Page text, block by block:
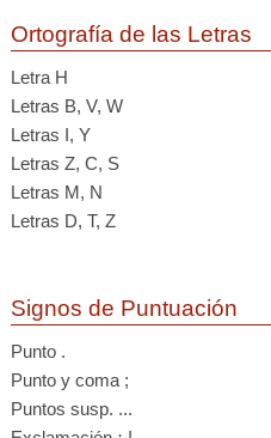
Ortografía de las Letras
Letra H
Letras B, V, W
Letras I, Y
Letras Z, C, S
Letras M, N
Letras D, T, Z
Signos de Puntuación
Punto .
Punto y coma ;
Puntos susp. ...